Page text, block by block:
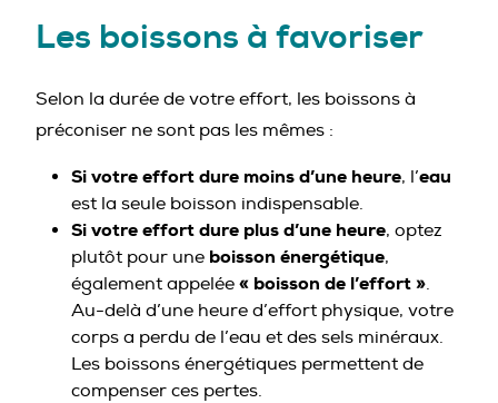
Les boissons à favoriser
Selon la durée de votre effort, les boissons à
préconiser ne sont pas les mêmes :
Si votre effort dure moins d’une heure, l’eau
est la seule boisson indispensable.
Si votre effort dure plus d’une heure, optez
plutôt pour une boisson énergétique,
également appelée « boisson de l’effort ».
Au-delà d’une heure d’effort physique, votre
corps a perdu de l’eau et des sels minéraux.
Les boissons énergétiques permettent de
compenser ces pertes.